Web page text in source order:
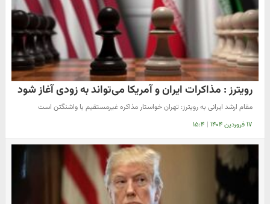
رویترز : مذاکرات ایران و آمریکا می‌تواند به زودی آغاز شود
مقام ارشد ایرانی به رویترز: تهران خواستار مذاکره غیرمستقیم با واشنگتن است
۱۷ فروردین ۱۴۰۴ | ۱۵:۴